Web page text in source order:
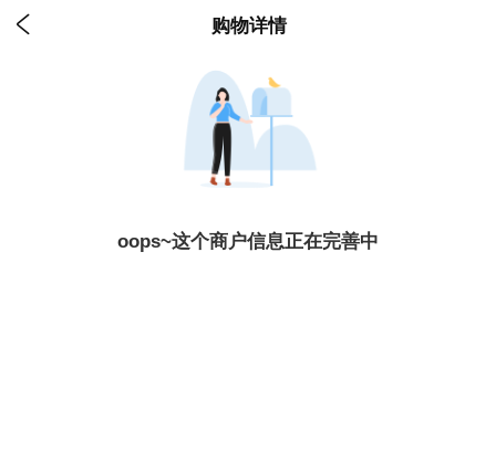
 购物详情
oops~这个商户信息正在完善中